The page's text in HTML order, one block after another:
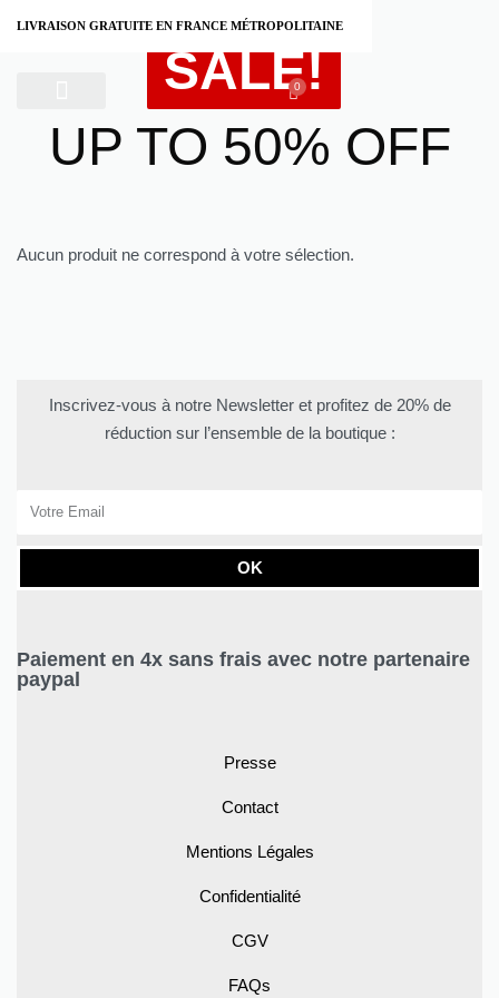
LIVRAISON GRATUITE EN FRANCE MÉTROPOLITAINE
0
SALE!
UP TO 50% OFF
Aucun produit ne correspond à votre sélection.
Inscrivez-vous à notre Newsletter et profitez de 20% de
réduction sur l’ensemble de la boutique :
OK
Paiement en 4x sans frais avec notre partenaire
paypal
Presse
Contact
Mentions Légales
Confidentialité
CGV
FAQs